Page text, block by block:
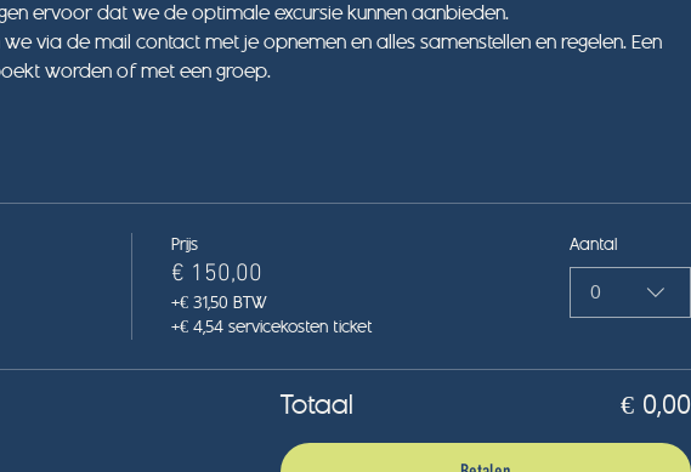
ervoor dat we de optimale excursie kunnen aanbieden.
via de mail contact met je opnemen en alles samenstellen en regelen. Een
worden of met een groep.
Prijs
€ 150,00
+€ 31,50 BTW
+€ 4,54 servicekosten ticket
Aantal
0
Totaal € 0,00